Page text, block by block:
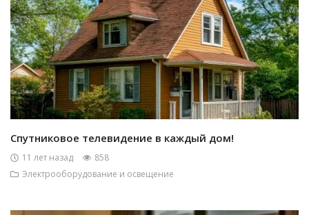
Спутниковое телевидение в каждый дом!
11 лет назад
858
Электрооборудование и освещение